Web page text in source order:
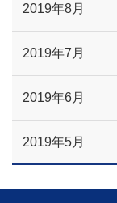
2019年8月
2019年7月
2019年6月
2019年5月